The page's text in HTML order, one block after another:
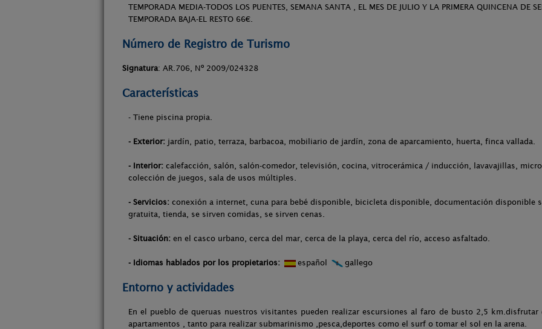
TEMPORADA MEDIA-TODOS LOS PUENTES, SEMANA SANTA , EL MES DE JULIO Y LA PRIMERA QUINCENA DE
TEMPORADA BAJA-EL RESTO 66€.
Número de Registro de Turismo
Signatura: AR.706, Nº 2009/024328
Características
- Tiene piscina propia.
- Exterior: jardín, patio, terraza, barbacoa, mobiliario de jardín, zona de aparcamiento, huerta, finca vallada.
- Interior: calefacción, salón, salón-comedor, televisión, cocina, vitrocerámica / inducción, lavavajillas,
colección de juegos, sala de usos múltiples.
- Servicios: conexión a internet, cuna para bebé disponible, bicicleta disponible, documentación disponible
gratuita, tienda, se sirven comidas, se sirven cenas.
- Situación: en el casco urbano, cerca del mar, cerca de la playa, cerca del río, acceso asfaltado.
- Idiomas hablados por los propietarios: español gallego
Entorno y actividades
En el pueblo de queruas nuestros visitantes pueden realizar escursiones al faro de busto 2,5 km.disfrutar
apartamentos , tanto para realizar submarinismo ,pesca,deportes como el surf o tomar el sol en la arena.